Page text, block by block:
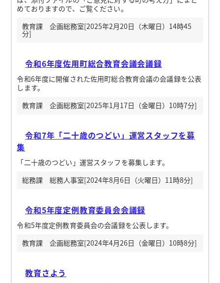
めておりますので、ご覧ください。
教育課 企画総務室[2025年2月20日（木曜日）14時45
分]
令和6年度佐用町総合教育会議会議録
令和6年度に開催された佐用町総合教育会議の会議録を公表
します。
教育課 企画総務室[2025年1月17日（金曜日）10時7分]
令和7年「二十歳のつどい」運営スタッフを募
集
「二十歳のつどい」運営スタッフを募集します。
総務課 総務人事室[2024年8月6日（火曜日）11時8分]
令和5年度定例教育委員会会議録
令和5年度定例教育委員会の会議録を公表します。
教育課 企画総務室[2024年4月26日（金曜日）10時8分]
教育さよう